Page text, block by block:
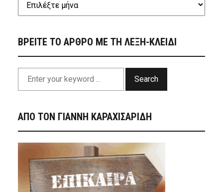
ΒΡΕΙΤΕ ΤΟ ΑΡΘΡΟ ΜΕ ΤΗ ΛΕΞΗ-ΚΛΕΙΔΙ
Search
ΑΠΟ ΤΟΝ ΓΙΑΝΝΗ ΚΑΡΑΧΙΣΑΡΙΔΗ